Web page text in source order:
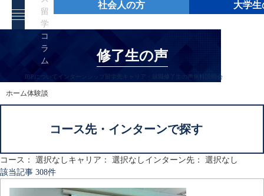
留
学
コ
ラ
ム
社会人の方 大学生
IBPについて インターンシップ 留学先 キャリア・就職 修了生の声 無料説明会
修了生の声
ホーム体験談
コース先・インターンで探す
コースで探す
選択しない ウエストミンスター大学 グリフィス大学
サンウェイ大学専門コース
コース： 選択なし キャリア： 選択なし インターン先： 選択なし
該当記事 308件